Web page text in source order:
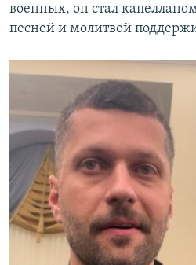
военных, он стал
песней и молитвой